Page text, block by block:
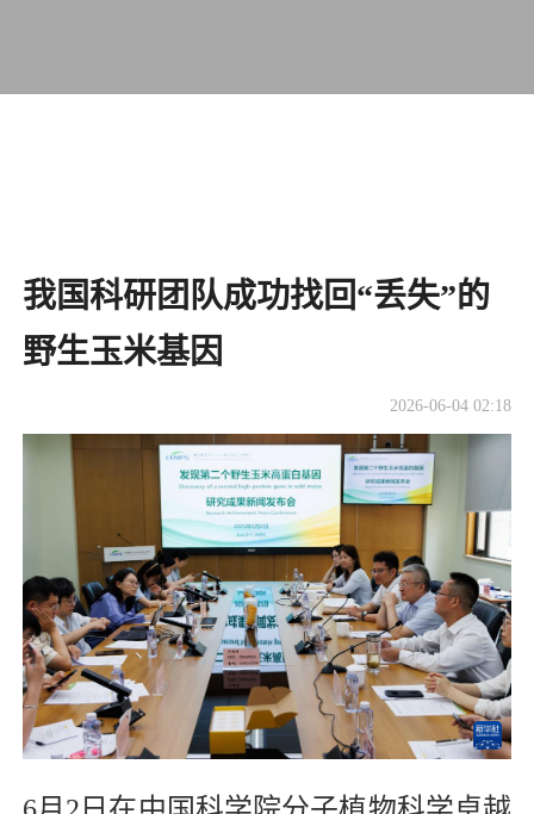
我国科研团队成功找回“丢失”的
野生玉米基因
2026-06-04 02:18